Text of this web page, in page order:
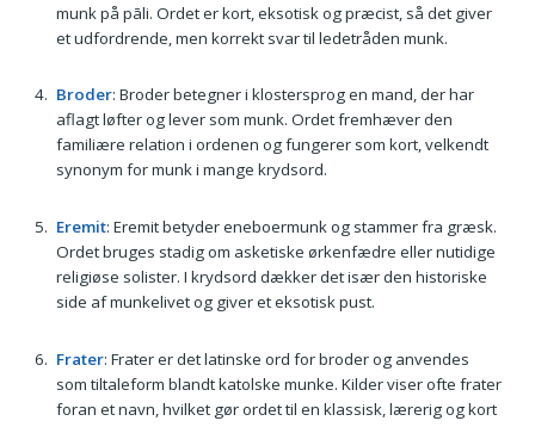
munk på pāli. Ordet er kort, eksotisk og præcist, så det giver
et udfordrende, men korrekt svar til ledetråden munk.
Broder: Broder betegner i klostersprog en mand, der har
aflagt løfter og lever som munk. Ordet fremhæver den
familiære relation i ordenen og fungerer som kort, velkendt
synonym for munk i mange krydsord.
Eremit: Eremit betyder eneboermunk og stammer fra græsk.
Ordet bruges stadig om asketiske ørkenfædre eller nutidige
religiøse solister. I krydsord dækker det især den historiske
side af munkelivet og giver et eksotisk pust.
Frater: Frater er det latinske ord for broder og anvendes
som tiltaleform blandt katolske munke. Kilder viser ofte frater
foran et navn, hvilket gør ordet til en klassisk, lærerig og kort